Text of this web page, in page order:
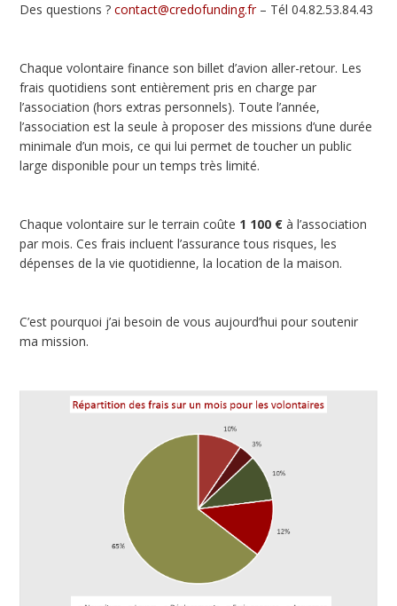
Des questions ? contact@credofunding.fr– Tél 04.82.53.84.43
Chaque volontaire finance son billet d’avion aller-retour. Les
frais quotidiens sont entièrement pris en charge par
l’association (hors extras personnels). Toute l’année,
l’association est la seule à proposer des missions d’une durée
minimale d’un mois, ce qui lui permet de toucher un public
large disponible pour un temps très limité.
Chaque volontaire sur le terrain coûte 1 100 € à l’association
par mois. Ces frais incluent l’assurance tous risques, les
dépenses de la vie quotidienne, la location de la maison.
C’est pourquoi j’ai besoin de vous aujourd’hui pour soutenir
ma mission.